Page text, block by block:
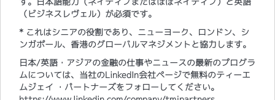
（ビジネスレヴェル）が必須です。
* これはシニアの役割であり、ニューヨーク、ロンドン、シ
ンガポール、香港のグローバルマネジメントと協力します。
日本/英語・アジアの金融の仕事やニュースの最新のプログラ
ムについては、当社のLinkedIn会社ページで無料のティーエ
ムジェイ ・パートナーズをフォローしてください。